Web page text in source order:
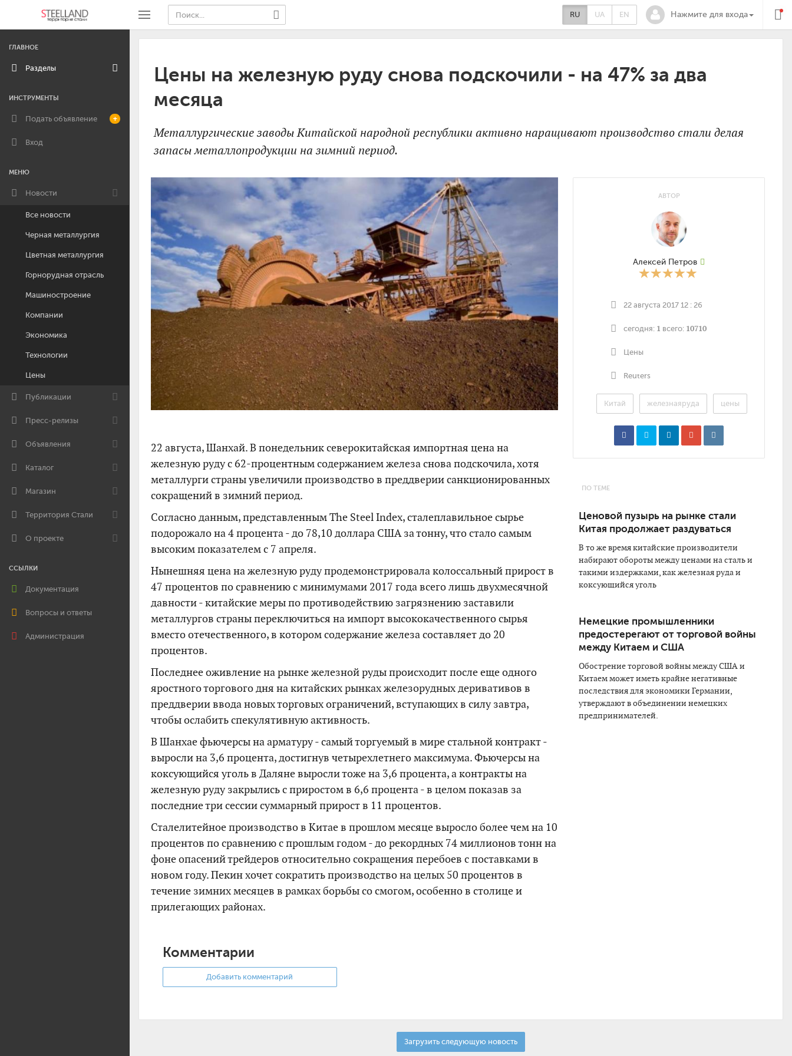
RU UA EN Нажмите для входа
ГЛАВНОЕ
Разделы
ИНСТРУМЕНТЫ
+
Подать объявление
Вход
МЕНЮ
Новости
Все новости
Черная металлургия
Цветная металлургия
Горнорудная отрасль
Машиностроение
Компании
Экономика
Технологии
Цены
Публикации
Пресс-релизы
Объявления
Каталог
Магазин
Территория Стали
О проекте
ССЫЛКИ
Документация
Вопросы и ответы
Администрация
Цены на железную руду снова подскочили - на 47% за два
месяца
Металлургические заводы Китайской народной республики активно наращивают производство стали делая
запасы металлопродукции на зимний период.
22 августа, Шанхай. В понедельник северокитайская импортная цена на
железную руду с 62-процентным содержанием железа снова подскочила, хотя
металлурги страны увеличили производство в преддверии санкционированных
сокращений в зимний период.
Согласно данным, представленным The Steel Index, сталеплавильное сырье
подорожало на 4 процента - до 78,10 доллара США за тонну, что стало самым
высоким показателем с 7 апреля.
Нынешняя цена на железную руду продемонстрировала колоссальный прирост в
47 процентов по сравнению с минимумами 2017 года всего лишь двухмесячной
давности - китайские меры по противодействию загрязнению заставили
металлургов страны переключиться на импорт высококачественного сырья
вместо отечественного, в котором содержание железа составляет до 20
процентов.
Последнее оживление на рынке железной руды происходит после еще одного
яростного торгового дня на китайских рынках железорудных деривативов в
преддверии ввода новых торговых ограничений, вступающих в силу завтра,
чтобы ослабить спекулятивную активность.
В Шанхае фьючерсы на арматуру - самый торгуемый в мире стальной контракт -
выросли на 3,6 процента, достигнув четырехлетнего максимума. Фьючерсы на
коксующийся уголь в Даляне выросли тоже на 3,6 процента, а контракты на
железную руду закрылись с приростом в 6,6 процента - в целом показав за
последние три сессии суммарный прирост в 11 процентов.
Сталелитейное производство в Китае в прошлом месяце выросло более чем на 10
процентов по сравнению с прошлым годом - до рекордных 74 миллионов тонн на
фоне опасений трейдеров относительно сокращения перебоев с поставками в
новом году. Пекин хочет сократить производство на целых 50 процентов в
течение зимних месяцев в рамках борьбы со смогом, особенно в столице и
прилегающих районах.
Комментарии
Добавить комментарий
АВТОР
Алексей Петров
22 августа 2017 12 : 26
сегодня: 1 всего: 10710
Цены
Reuters
Китай железнаяруда цены
ПО ТЕМЕ
Ценовой пузырь на рынке стали
Китая продолжает раздуваться
В то же время китайские производители
набирают обороты между ценами на сталь и
такими издержками, как железная руда и
коксующийся уголь
Немецкие промышленники
предостерегают от торговой войны
между Китаем и США
Обострение торговой войны между США и
Китаем может иметь крайне негативные
последствия для экономики Германии,
утверждают в объединении немецких
предпринимателей.
Загрузить следующую новость